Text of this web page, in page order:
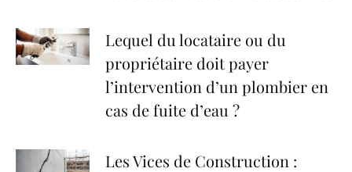
Lequel du locataire ou du
propriétaire doit payer
l’intervention d’un plombier en
cas de fuite d’eau ?
Les Vices de Construction :